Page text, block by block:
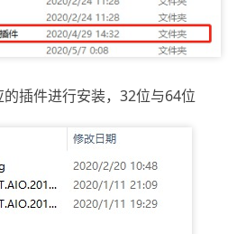
插件进行安装，32位与64位